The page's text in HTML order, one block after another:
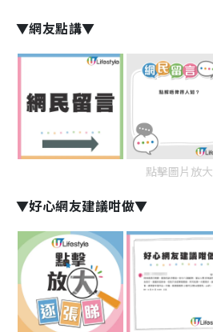
▼網友點講▼
點擊圖片放大
▼好心網友建議咁做▼